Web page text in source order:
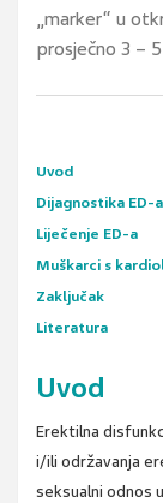
„marker“ u
prosječno 3 –
Uvod
Dijagnostika ED-a
Liječenje ED-a
Muškarci s
Zaključak
Literatura
Uvod
Erektilna
i/ili održavanja
seksualni odnos